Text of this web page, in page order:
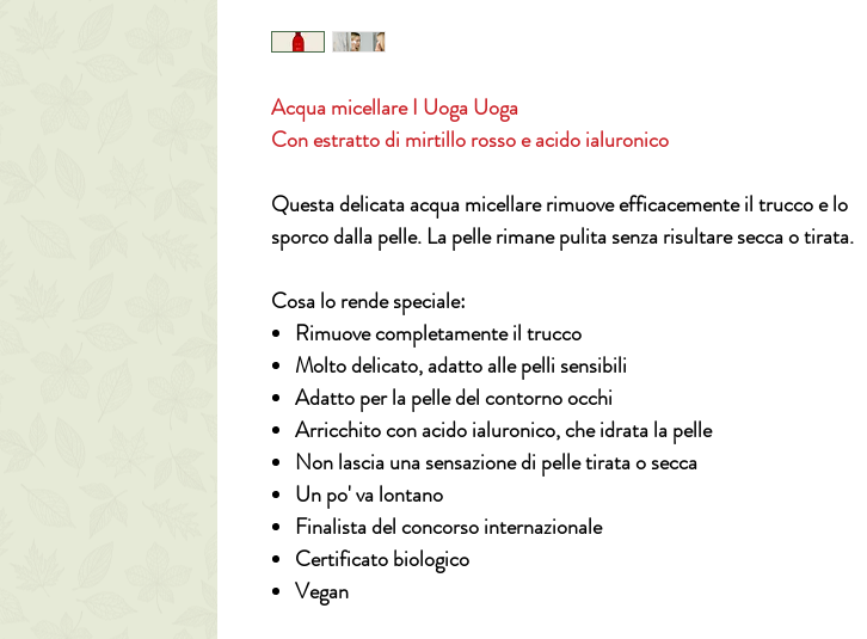
Acqua micellare I Uoga Uoga
Con estratto di mirtillo rosso e acido ialuronico
Questa delicata acqua micellare rimuove efficacemente il trucco e lo
sporco dalla pelle. La pelle rimane pulita senza risultare secca o tirata.
Cosa lo rende speciale:
Rimuove completamente il trucco
Molto delicato, adatto alle pelli sensibili
Adatto per la pelle del contorno occhi
Arricchito con acido ialuronico, che idrata la pelle
Non lascia una sensazione di pelle tirata o secca
Un po' va lontano
Finalista del concorso internazionale
Certificato biologico
Vegan